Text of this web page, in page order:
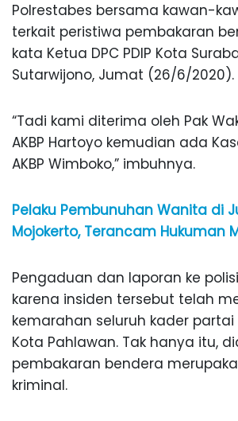
Polrestabes bersama kawan-
terkait peristiwa pembakaran
kata Ketua DPC PDIP Kota
Sutarwijono, Jumat (26/6/2020).
“Tadi kami diterima oleh Pak
AKBP Hartoyo kemudian ada
AKBP Wimboko,” imbuhnya.
Pelaku Pembunuhan Wanita di
Mojokerto, Terancam Hukuman
Pengaduan dan laporan ke
karena insiden tersebut telah
kemarahan seluruh kader
Kota Pahlawan. Tak hanya itu,
pembakaran bendera
kriminal.